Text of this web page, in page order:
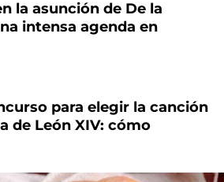
la asunción de De la
intensa agenda en
para elegir la canción
de León XIV: cómo